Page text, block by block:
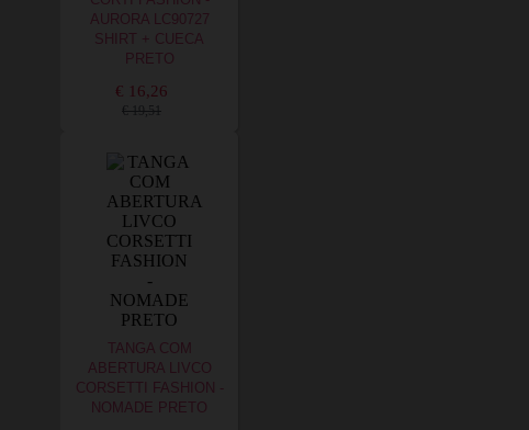
AURORA LC90727
SHIRT + CUECA
PRETO
€ 16,26
€ 19,51
TANGA COM
ABERTURA LIVCO
CORSETTI FASHION -
NOMADE PRETO